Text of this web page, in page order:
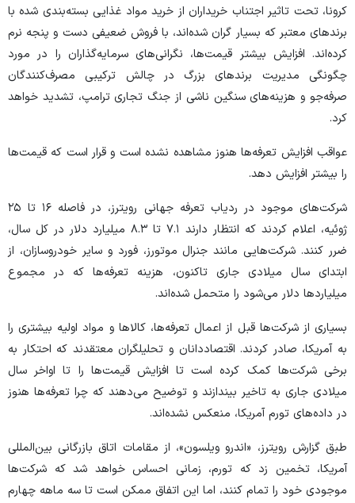
کرونا، تحت تاثیر اجتناب خریداران از خرید مواد غذایی بسته‌بندی شده با
برند‌های معتبر که بسیار گران شده‌اند، با فروش ضعیفی دست و پنجه نرم
کرده‌اند. افزایش بیشتر قیمت‌ها، نگرانی‌های سرمایه‌گذاران را در مورد
چگونگی مدیریت برند‌های بزرگ در چالش ترکیبی مصرف‌کنندگان
صرفه‌جو و هزینه‌های سنگین ناشی از جنگ تجاری ترامپ، تشدید خواهد
کرد.
عواقب افزایش تعرفه‌ها هنوز مشاهده نشده است و قرار است که قیمت‌ها
را بیشتر افزایش دهد.
شرکت‌های موجود در ردیاب تعرفه جهانی رویترز، در فاصله ۱۶ تا ۲۵
ژوئیه، اعلام کردند که انتظار دارند ۷.۱ تا ۸.۳ میلیارد دلار در کل سال،
ضرر کنند. شرکت‌هایی مانند جنرال موتورز، فورد و سایر خودروسازان، از
ابتدای سال میلادی جاری تاکنون، هزینه تعرفه‌ها که در مجموع
میلیارد‌ها دلار می‌شود را متحمل شده‌اند.
بسیاری از شرکت‌ها قبل از اعمال تعرفه‌ها، کالا‌ها و مواد اولیه بیشتری را
به آمریکا، صادر کردند. اقتصاددانان و تحلیلگران معتقدند که احتکار به
برخی شرکت‌ها کمک کرده است تا افزایش قیمت‌ها را تا اواخر سال
میلادی جاری به تاخیر بیندازند و توضیح می‌دهند که چرا تعرفه‌ها هنوز
در داده‌های تورم آمریکا، منعکس نشده‌اند.
طبق گزارش رویترز، «اندرو ویلسون»، از مقامات اتاق بازرگانی بین‌المللی
آمریکا، تخمین زد که تورم، زمانی احساس خواهد شد که شرکت‌ها
موجودی خود را تمام کنند، اما این اتفاق ممکن است تا سه ماهه چهارم